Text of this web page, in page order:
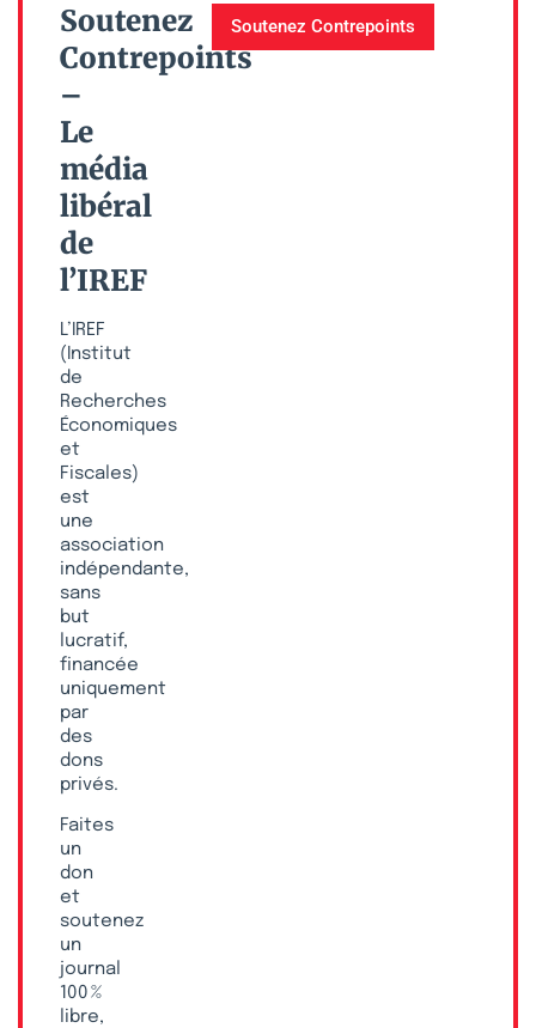
Soutenez
Contrepoints
–
Le
média
libéral
de
l’IREF
L’IREF
(Institut
de
Recherches
Économiques
et
Fiscales)
est
une
association
indépendante,
sans
but
lucratif,
financée
uniquement
par
des
dons
privés.
Faites
un
don
et
soutenez
un
journal
100 %
libre,
Soutenez Contrepoints